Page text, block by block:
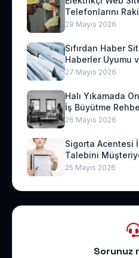
Telefonlarını
28 Mayıs 2026
Sıfırdan Haber
Haberler Uyumu
27 Mayıs 2026
Halı Yıkamada
İş Büyütme
26 Mayıs 2026
Sigorta Acentesi
Talebini
25 Mayıs 2026
Sorunuz